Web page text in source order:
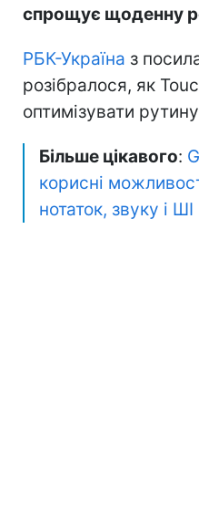
спрощує щоденну
РБК-Україна з
розібралося, як
оптимізувати
Більше цікавого:
корисні
нотаток, звуку і ШІ